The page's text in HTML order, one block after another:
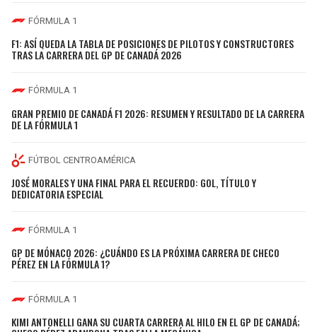
FÓRMULA 1
F1: ASÍ QUEDA LA TABLA DE POSICIONES DE PILOTOS Y CONSTRUCTORES
TRAS LA CARRERA DEL GP DE CANADÁ 2026
FÓRMULA 1
GRAN PREMIO DE CANADÁ F1 2026: RESUMEN Y RESULTADO DE LA CARRERA
DE LA FÓRMULA 1
FÚTBOL CENTROAMÉRICA
JOSÉ MORALES Y UNA FINAL PARA EL RECUERDO: GOL, TÍTULO Y
DEDICATORIA ESPECIAL
FÓRMULA 1
GP DE MÓNACO 2026: ¿CUÁNDO ES LA PRÓXIMA CARRERA DE CHECO
PÉREZ EN LA FÓRMULA 1?
FÓRMULA 1
KIMI ANTONELLI GANA SU CUARTA CARRERA AL HILO EN EL GP DE CANADÁ;